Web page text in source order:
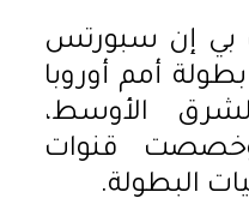
بي إن سبورتس
أمم أوروبا
في الشرق الأوسط،
وخصصت قنوات